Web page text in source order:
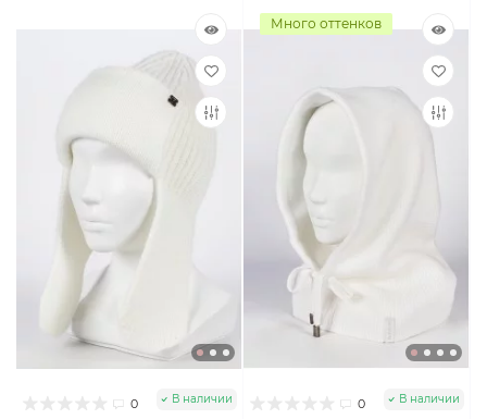
0 В наличии
Много оттенков
0 В наличии